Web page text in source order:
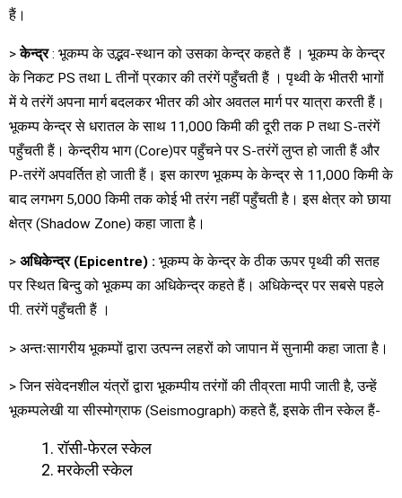
हैं।
>केन्द्र: भूकम्प के उद्भव-स्थान को उसका केन्द्र कहते हैं । भूकम्प के केन्द्र
के निकट PS तथा L तीनों प्रकार की तरंगें पहुँचती हैं । पृथ्वी के भीतरी भागों
में ये तरंगें अपना मार्ग बदलकर भीतर की ओर अवतल मार्ग पर यात्रा करती हैं।
भूकम्प केन्द्र से धरातल के साथ 11,000 किमी की दूरी तक P तथा S-तरंगें
पहुँचती हैं। केन्द्रीय भाग (Core)पर पहुँचने पर S-तरंगें लुप्त हो जाती हैं और
P-तरंगें अपवर्तित हो जाती हैं। इस कारण भूकम्प के केन्द्र से 11,000 किमी के
बाद लगभग 5,000 किमी तक कोई भी तरंग नहीं पहुँचती है। इस क्षेत्र को छाया
क्षेत्र (Shadow Zone) कहा जाता है।
> अधिकेन्द्र (Epicentre) : भूकम्प के केन्द्र के ठीक ऊपर पृथ्वी की सतह
पर स्थित बिन्दु को भूकम्प का अधिकेन्द्र कहते हैं। अधिकेन्द्र पर सबसे पहले
पी. तरंगें पहुँचती हैं ।
> अन्तःसागरीय भूकम्पों द्वारा उत्पन्न लहरों को जापान में सुनामी कहा जाता है।
> जिन संवेदनशील यंत्रों द्वारा भूकम्पीय तरंगों की तीव्रता मापी जाती है, उन्हें
भूकम्पलेखी या सीस्मोग्राफ (Seismograph) कहते हैं, इसके तीन स्केल हैं-
रॉसी-फेरल स्केल
मरकेली स्केल